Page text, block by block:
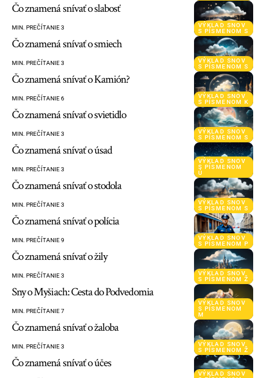
VÝKLAD SNOV
S PÍSMENOM S
Čo znamená snívať o slabosť
MIN. PREČÍTANIE 3
VÝKLAD SNOV
S PÍSMENOM S
Čo znamená snívať o smiech
MIN. PREČÍTANIE 3
VÝKLAD SNOV
S PÍSMENOM K
Čo znamená snívať o Kamión?
MIN. PREČÍTANIE 6
VÝKLAD SNOV
S PÍSMENOM S
Čo znamená snívať o svietidlo
MIN. PREČÍTANIE 3
VÝKLAD SNOV
S PÍSMENOM
Ú
Čo znamená snívať o úsad
MIN. PREČÍTANIE 3
VÝKLAD SNOV
S PÍSMENOM S
Čo znamená snívať o stodola
MIN. PREČÍTANIE 3
VÝKLAD SNOV
S PÍSMENOM P
Čo znamená snívať o polícia
MIN. PREČÍTANIE 9
VÝKLAD SNOV
S PÍSMENOM Ž
Čo znamená snívať o žily
MIN. PREČÍTANIE 3
VÝKLAD SNOV
S PÍSMENOM
M
Sny o Myšiach: Cesta do Podvedomia
MIN. PREČÍTANIE 7
VÝKLAD SNOV
S PÍSMENOM Ž
Čo znamená snívať o žaloba
MIN. PREČÍTANIE 3
VÝKLAD SNOV
Čo znamená snívať o účes